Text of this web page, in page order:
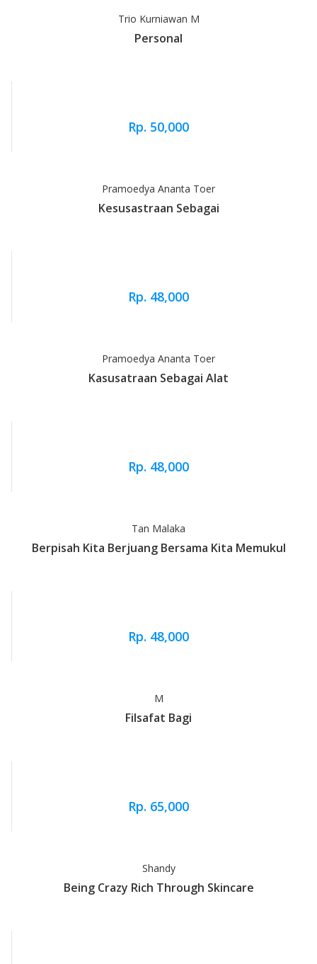
Trio Kurniawan M
Personal
Rp. 50,000
Pramoedya Ananta Toer
Kesusastraan Sebagai
Rp. 48,000
Pramoedya Ananta Toer
Kasusatraan Sebagai Alat
Rp. 48,000
Tan Malaka
Berpisah Kita Berjuang Bersama Kita Memukul
Rp. 48,000
M
Filsafat Bagi
Rp. 65,000
Shandy
Being Crazy Rich Through Skincare